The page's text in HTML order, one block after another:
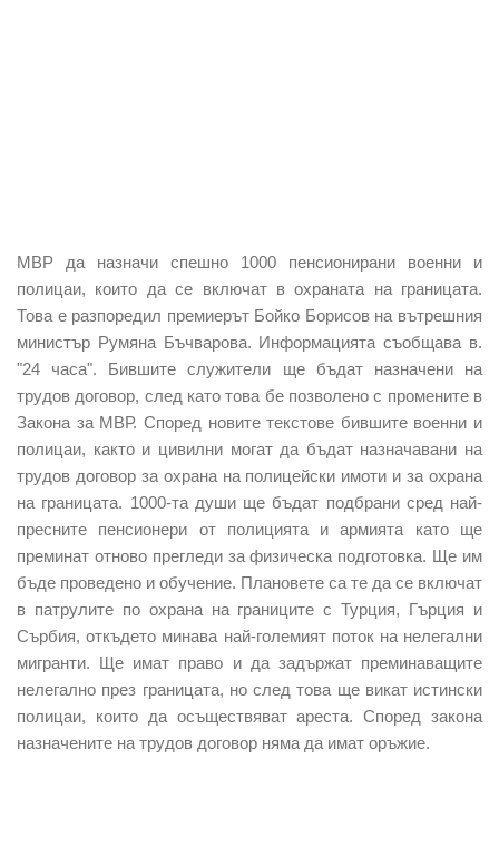
МВР да назначи спешно 1000 пенсионирани военни и
полицаи, които да се включат в охраната на границата.
Това е разпоредил премиерът Бойко Борисов на вътрешния
министър Румяна Бъчварова. Информацията съобщава в.
"24 часа". Бившите служители ще бъдат назначени на
трудов договор, след като това бе позволено с промените в
Закона за МВР. Според новите текстове бившите военни и
полицаи, както и цивилни могат да бъдат назначавани на
трудов договор за охрана на полицейски имоти и за охрана
на границата. 1000-та души ще бъдат подбрани сред най-
пресните пенсионери от полицията и армията като ще
преминат отново прегледи за физическа подготовка. Ще им
бъде проведено и обучение. Плановете са те да се включат
в патрулите по охрана на границите с Турция, Гърция и
Сърбия, откъдето минава най-големият поток на нелегални
мигранти. Ще имат право и да задържат преминаващите
нелегално през границата, но след това ще викат истински
полицаи, които да осъществяват ареста. Според закона
назначените на трудов договор няма да имат оръжие.